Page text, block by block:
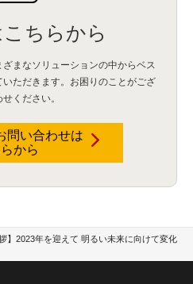
】2023年を迎えて 明るい未来に向けて変化
ちらから
まなソリューションの中からベス
いただきます。お困りのことがござ
ください。
問い合わせは
から